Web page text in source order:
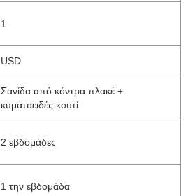
1
USD
Σανίδα από κόντρα πλακέ +
κυματοειδές κουτί
2 εβδομάδες
1 την εβδομάδα